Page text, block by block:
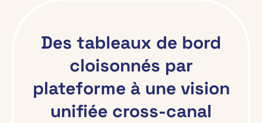
Des tableaux de bord
cloisonnés par
plateforme à une vision
unifiée cross-canal